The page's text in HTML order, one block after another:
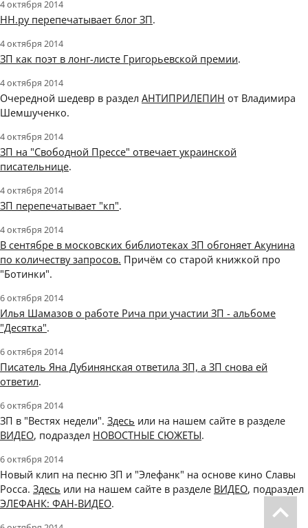
4 октября 2014
НН.ру перепечатывает блог ЗП.
4 октября 2014
ЗП как поэт в лонг-листе Григорьевской премии.
4 октября 2014
Очередной шедевр в раздел АНТИПРИЛЕПИН от Владимира
Шемшученко.
4 октября 2014
ЗП на "Свободной Прессе" отвечает украинской
писательнице.
4 октября 2014
ЗП перепечатывает "кп".
4 октября 2014
В сентябре в московских библиотеках ЗП обгоняет Акунина
по количеству запросов. Причём со старой книжкой про
"Ботинки".
6 октября 2014
Илья Шамазов о работе Рича при участии ЗП - альбоме
"Десятка".
6 октября 2014
Писатель Яна Дубинянская ответила ЗП, а ЗП снова ей
ответил.
6 октября 2014
ЗП в "Вестях недели". Здесь или на нашем сайте в разделе
ВИДЕО, подраздел НОВОСТНЫЕ СЮЖЕТЫ.
6 октября 2014
Новый клип на песню ЗП и "Элефанк" на основе кино Славы
Росса. Здесь или на нашем сайте в разделе ВИДЕО, подраздел
ЭЛЕФАНК: ФАН-ВИДЕО.